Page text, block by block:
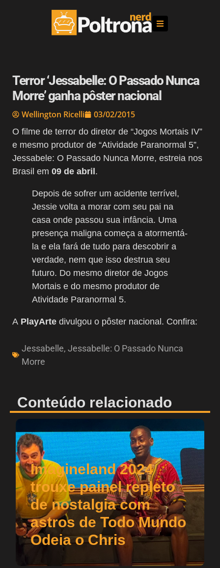
Terror ‘Jessabelle: O Passado Nunca
Morre’ ganha pôster nacional
Wellington Ricelli 03/02/2015
O filme de terror do diretor de “Jogos Mortais IV”
e mesmo produtor de “Atividade Paranormal 5”,
Jessabele: O Passado Nunca Morre, estreia nos
Brasil em 09 de abril.
Depois de sofrer um acidente terrível,
Jessie volta a morar com seu pai na
casa onde passou sua infância. Uma
presença maligna começa a atormentá-
la e ela fará de tudo para descobrir a
verdade, nem que isso destrua seu
futuro. Do mesmo diretor de Jogos
Mortais e do mesmo produtor de
Atividade Paranormal 5.
A PlayArte divulgou o pôster nacional. Confira:
Jessabelle, Jessabelle: O Passado Nunca
Morre
Conteúdo relacionado
Imagineland 2024
trouxe painel repleto
de nostalgia com
astros de Todo Mundo
Odeia o Chris